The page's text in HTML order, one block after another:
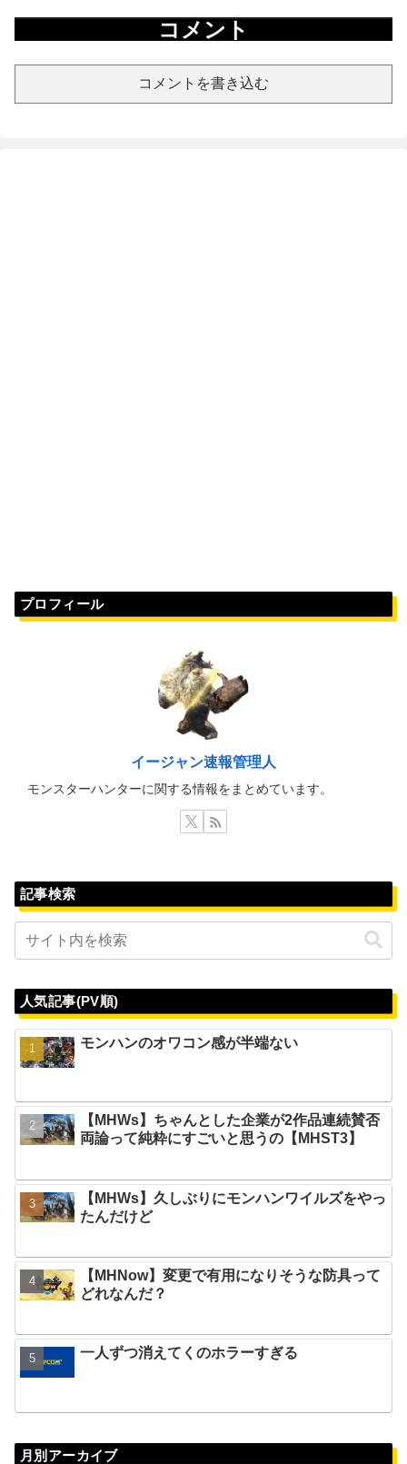
コメント
コメントを書き込む
プロフィール
イージャン速報管理人
モンスターハンターに関する情報をまとめています。
記事検索
人気記事(PV順)
モンハンのオワコン感が半端ない
【MHWs】ちゃんとした企業が2作品連続賛否
両論って純粋にすごいと思うの【MHST3】
【MHWs】久しぶりにモンハンワイルズをやっ
たんだけど
【MHNow】変更で有用になりそうな防具って
どれなんだ？
一人ずつ消えてくのホラーすぎる
月別アーカイブ